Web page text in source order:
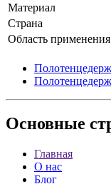
Материал
Страна
Область применения
Основные
Главная
О нас
Блог